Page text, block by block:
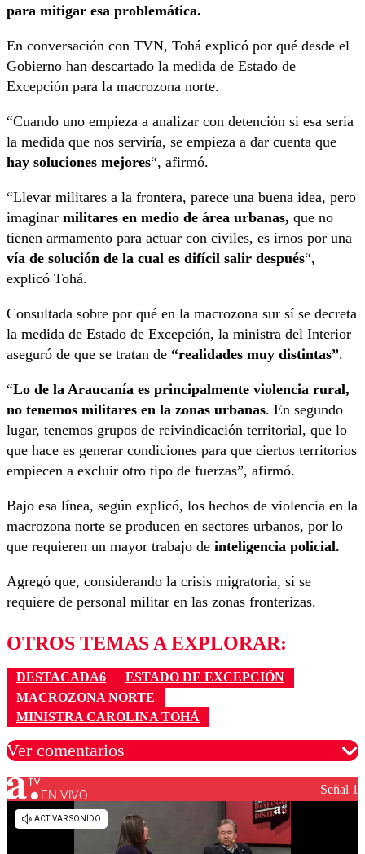
para mitigar esa problemática.
En conversación con TVN, Tohá explicó por qué desde el
Gobierno han descartado la medida de Estado de
Excepción para la macrozona norte.
“Cuando uno empieza a analizar con detención si esa sería
la medida que nos serviría, se empieza a dar cuenta que
hay soluciones mejores“, afirmó.
“Llevar militares a la frontera, parece una buena idea, pero
imaginar militares en medio de área urbanas, que no
tienen armamento para actuar con civiles, es irnos por una
vía de solución de la cual es difícil salir después“,
explicó Tohá.
Consultada sobre por qué en la macrozona sur sí se decreta
la medida de Estado de Excepción, la ministra del Interior
aseguró de que se tratan de “realidades muy distintas”.
“Lo de la Araucanía es principalmente violencia rural,
no tenemos militares en la zonas urbanas. En segundo
lugar, tenemos grupos de reivindicación territorial, que lo
que hace es generar condiciones para que ciertos territorios
empiecen a excluir otro tipo de fuerzas”, afirmó.
Bajo esa línea, según explicó, los hechos de violencia en la
macrozona norte se producen en sectores urbanos, por lo
que requieren un mayor trabajo de inteligencia policial.
Agregó que, considerando la crisis migratoria, sí se
requiere de personal militar en las zonas fronterizas.
OTROS TEMAS A EXPLORAR:
DESTACADA6
ESTADO DE EXCEPCIÓN
MACROZONA NORTE
MINISTRA CAROLINA TOHÁ
Ver comentarios
Los comentarios son moderados para garantizar un
diálogo respetuoso.
EN VIVO Señal 1